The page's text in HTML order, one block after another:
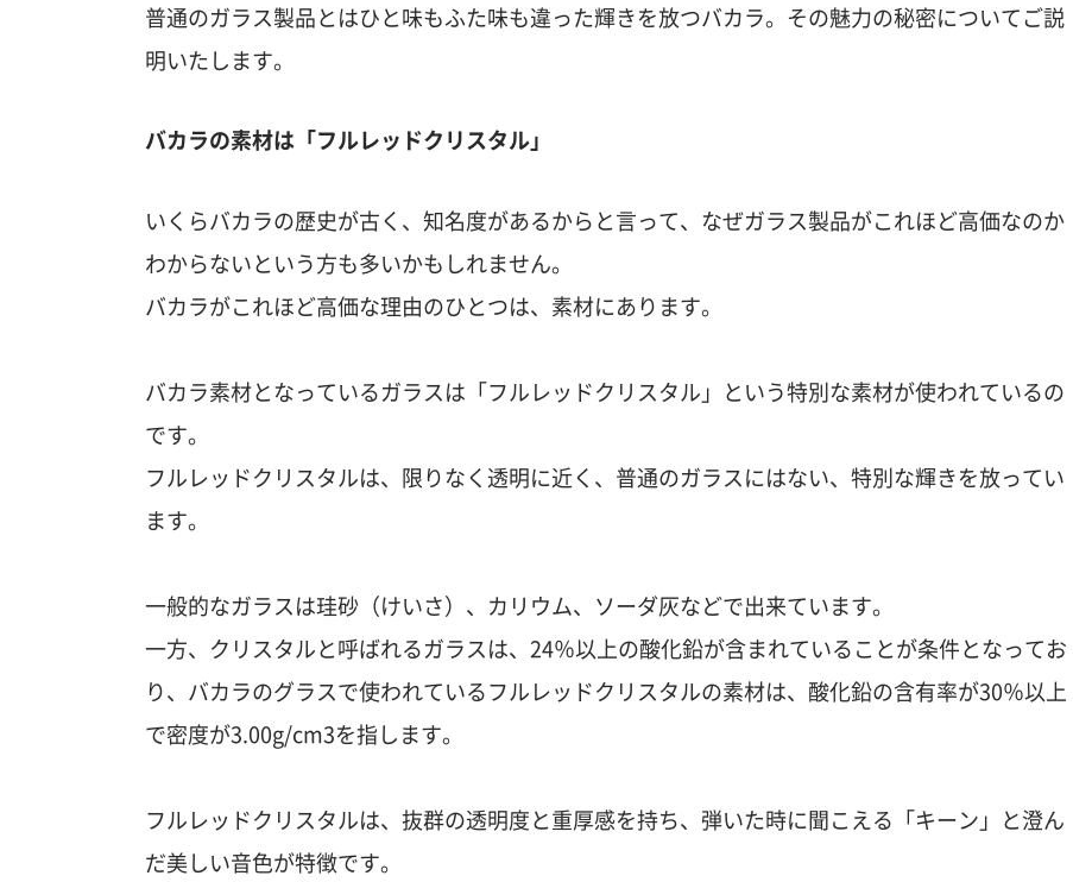
普通のガラス製品とはひと味もふた味も違った輝きを放つバカラ。その魅力の秘密についてご説
明いたします。
バカラの素材は「フルレッドクリスタル」
いくらバカラの歴史が古く、知名度があるからと言って、なぜガラス製品がこれほど高価なのか
わからないという方も多いかもしれません。
バカラがこれほど高価な理由のひとつは、素材にあります。
バカラ素材となっているガラスは「フルレッドクリスタル」という特別な素材が使われているの
です。
フルレッドクリスタルは、限りなく透明に近く、普通のガラスにはない、特別な輝きを放ってい
ます。
一般的なガラスは珪砂（けいさ）、カリウム、ソーダ灰などで出来ています。
一方、クリスタルと呼ばれるガラスは、24％以上の酸化鉛が含まれていることが条件となってお
り、バカラのグラスで使われているフルレッドクリスタルの素材は、酸化鉛の含有率が30％以上
で密度が3.00g/cm3を指します。
フルレッドクリスタルは、抜群の透明度と重厚感を持ち、弾いた時に聞こえる「キーン」と澄ん
だ美しい音色が特徴です。